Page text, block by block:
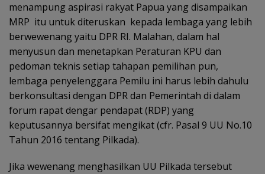
menampung aspirasi rakyat Papua yang disampaikan
MRP itu untuk diteruskan kepada lembaga yang lebih
berwewenang yaitu DPR RI. Malahan, dalam hal
menyusun dan menetapkan Peraturan KPU dan
pedoman teknis setiap tahapan pemilihan pun,
lembaga penyelenggara Pemilu ini harus lebih dahulu
berkonsultasi dengan DPR dan Pemerintah di dalam
forum rapat dengar pendapat (RDP) yang
keputusannya bersifat mengikat (cfr. Pasal 9 UU No.10
Tahun 2016 tentang Pilkada).
Jika wewenang menghasilkan UU Pilkada tersebut